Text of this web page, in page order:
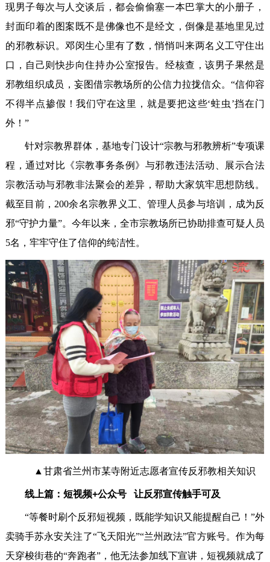
现男子每次与人交谈后，都会偷偷塞一本巴掌大的小册子，
封面印着的图案既不是佛像也不是经文，倒像是基地里见过
的邪教标识。邓闵生心里有了数，悄悄叫来两名义工守住出
口，自己则快步向住持办公室报告。经核查，该男子果然是
邪教组织成员，妄图借宗教场所的公信力拉拢信众。“信仰容
不得半点掺假！我们守在这里，就是要把这些‘蛀虫’挡在门
外！”
针对宗教界群体，基地专门设计“宗教与邪教辨析”专项课
程，通过对比《宗教事务条例》与邪教违法活动、展示合法
宗教活动与邪教非法聚会的差异，帮助大家筑牢思想防线。
截至目前，200余名宗教界义工、管理人员参与培训，成为反
邪“守护力量”。今年以来，全市宗教场所已协助排查可疑人员
5名，牢牢守住了信仰的纯洁性。
▲甘肃省兰州市某寺附近志愿者宣传反邪教相关知识
线上篇：短视频+公众号 让反邪宣传触手可及
“等餐时刷个反邪短视频，既能学知识又能提醒自己！”外
卖骑手苏永安关注了“飞天阳光”“兰州政法”官方账号。作为每
天穿梭街巷的“奔跑者”，他无法参加线下宣讲，短视频就成了